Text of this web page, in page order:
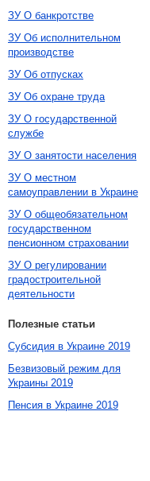
ЗУ О банкротстве
ЗУ Об исполнительном
производстве
ЗУ Об отпусках
ЗУ Об охране труда
ЗУ О государственной
службе
ЗУ О занятости населения
ЗУ О местном
самоуправлении в Украине
ЗУ О общеобязательном
государственном
пенсионном страховании
ЗУ О регулировании
градостроительной
деятельности
Полезные статьи
Субсидия в Украине 2019
Безвизовый режим для
Украины 2019
Пенсия в Украине 2019